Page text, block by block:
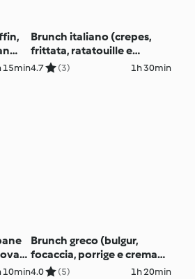
15min
Brunch italiano (crepes,
frittata, ratatouille e
ciambella al limone)
4.7 (3) 1h 30min
10min
Brunch greco (bulgur,
focaccia, porrige e crema
melanzane e peperoni)
4.0 (5) 1h 20min